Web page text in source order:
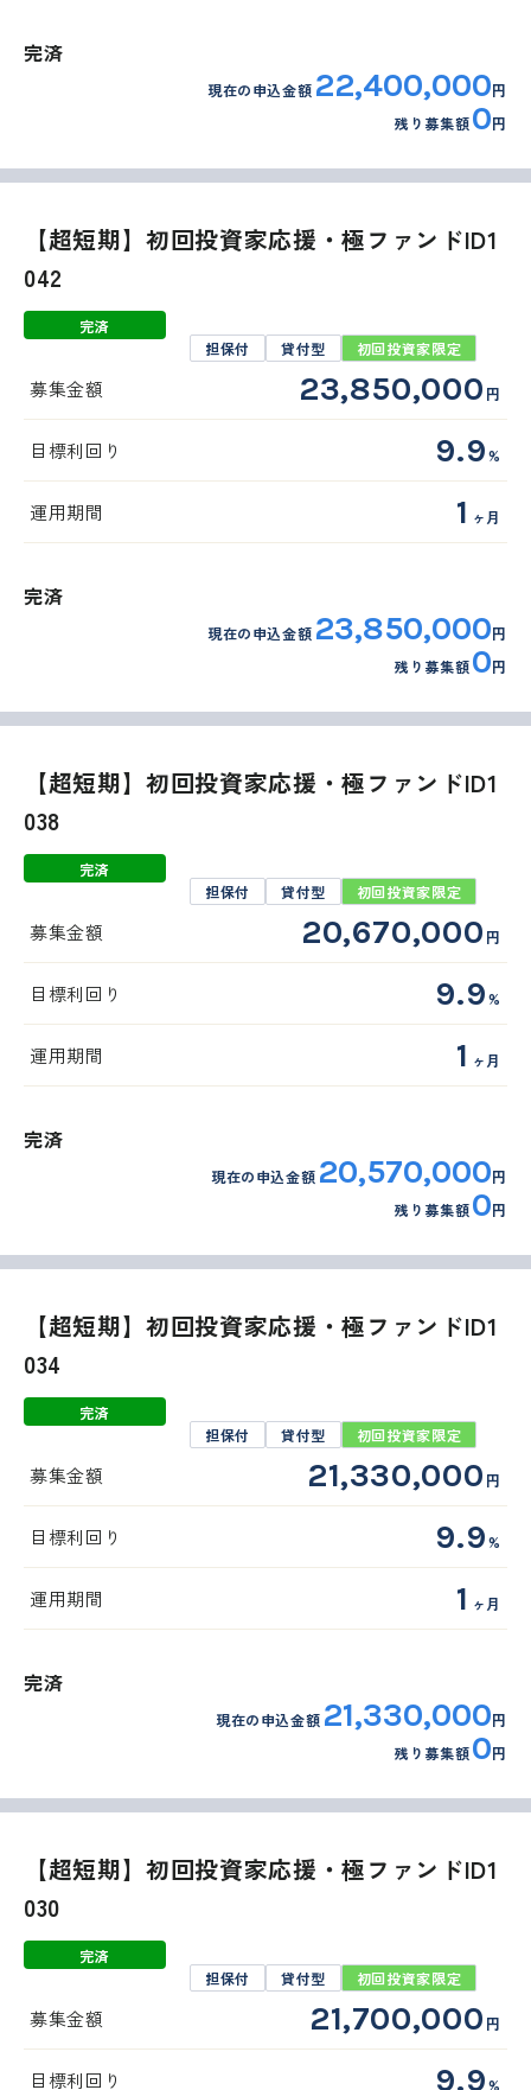
完済
現在の申込金額 22,400,000円
残り募集額0円
完済
【超短期】初回投資家応援・極ファンドID1
042
担保付 貸付型 初回投資家限定
募集金額 23,850,000 円
目標利回り 9.9%
運用期間 1 ヶ月
完済
現在の申込金額 23,850,000円
残り募集額0円
完済
【超短期】初回投資家応援・極ファンドID1
038
担保付 貸付型 初回投資家限定
募集金額 20,670,000 円
目標利回り 9.9%
運用期間 1 ヶ月
完済
現在の申込金額 20,570,000円
残り募集額0円
完済
【超短期】初回投資家応援・極ファンドID1
034
担保付 貸付型 初回投資家限定
募集金額 21,330,000 円
目標利回り 9.9%
運用期間 1 ヶ月
完済
現在の申込金額 21,330,000円
残り募集額0円
完済
【超短期】初回投資家応援・極ファンドID1
030
担保付 貸付型 初回投資家限定
募集金額 21,700,000 円
目標利回り 9.9%
外部サイトへリンクします。
ブサイトではありません
移動する